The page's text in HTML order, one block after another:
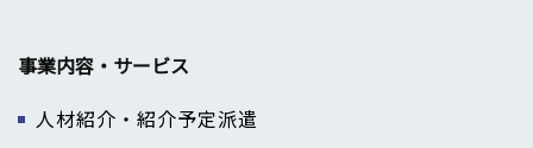
事業内容・サービス
人材紹介・紹介予定派遣